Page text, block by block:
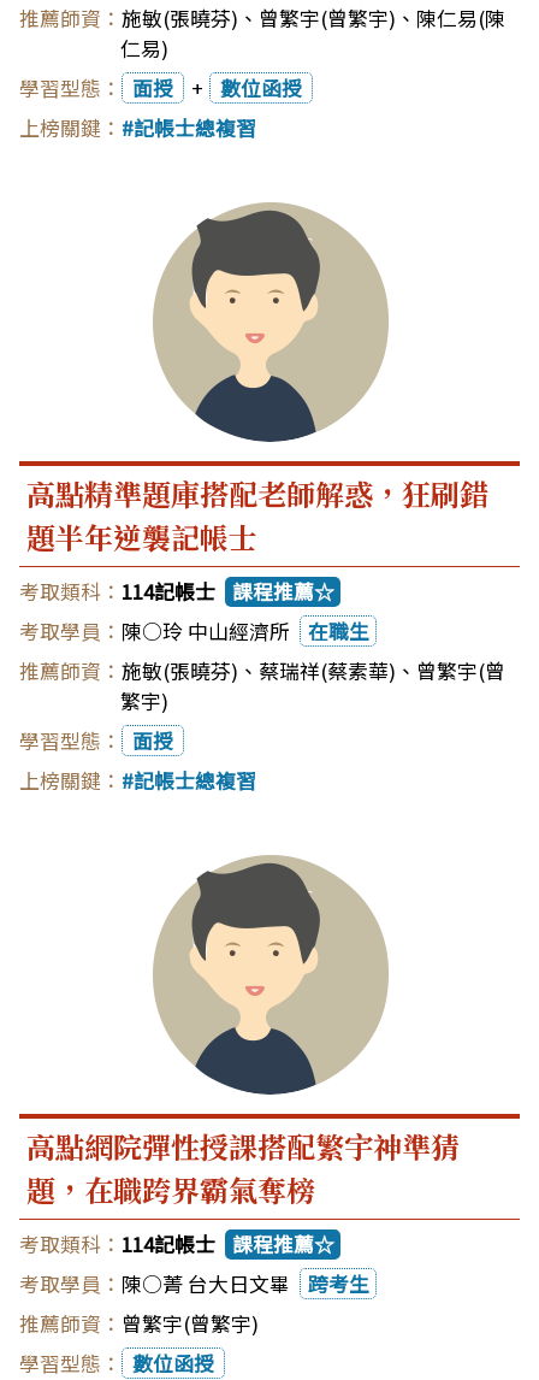
施敏(張曉芬) 、 曾繁宇(曾繁宇) 、 陳仁易(陳
仁易)
面授
+
數位函授
記帳士總複習
高點精準題庫搭配老師解惑，狂刷錯
題半年逆襲記帳士
114記帳士 課程推薦☆
陳○玲 中山經濟所
在職生
施敏(張曉芬) 、 蔡瑞祥(蔡素華) 、 曾繁宇(曾
繁宇)
面授
記帳士總複習
高點網院彈性授課搭配繁宇神準猜
題，在職跨界霸氣奪榜
114記帳士 課程推薦☆
陳○菁 台大日文畢
跨考生
曾繁宇(曾繁宇)
數位函授